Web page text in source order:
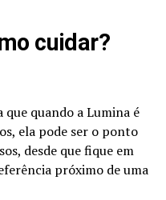
cuidar?
quando a Lumina é
ela pode ser o ponto
desde que fique em
próximo de uma